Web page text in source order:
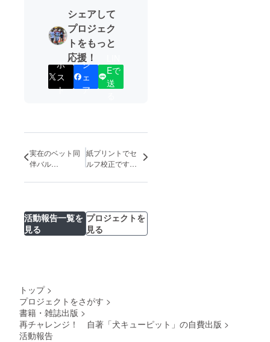
シェアして
プロジェク
トをもっと
応援！
ポ
ス
ト
シ
ェ
ア
Eで
送
実在のベット同
伴バル
看板犬「ジュ
紙プリントでセ
ルフ校正です
活動報告一覧を
見る
プロジェクトを
見る
トップ >
プロジェクトをさがす >
書籍・雑誌出版 >
再チャレンジ！ 自著「犬キューピット」の自費出版 >
活動報告